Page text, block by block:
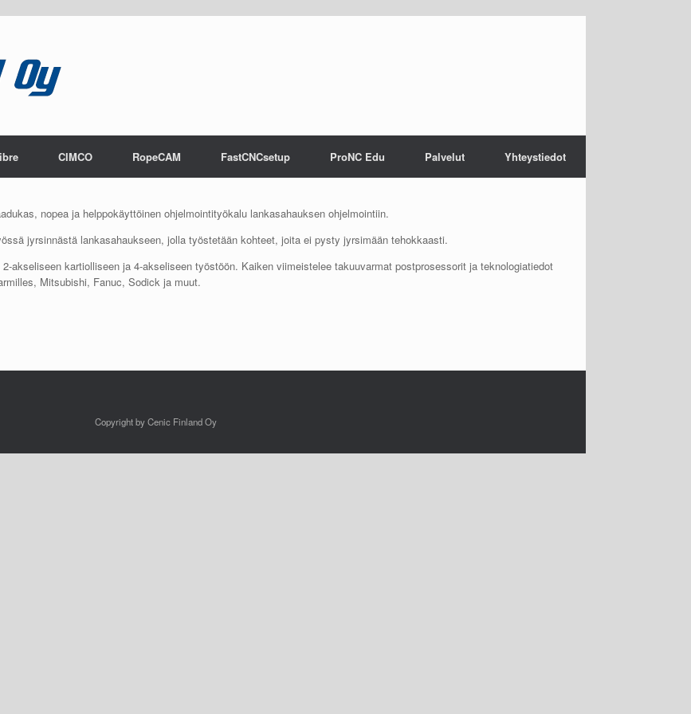
CIMCO RopeCAM FastCNCsetup ProNC Edu Palvelut Yhteystiedot
nopea ja helppokäyttöinen ohjelmointityökalu lankasahauksen ohjelmointiin.
jyrsinnästä lankasahaukseen, jolla työstetään kohteet, joita ei pysty jyrsimään tehokkaasti.
akseliseen kartiolliseen ja 4-akseliseen työstöön. Kaiken viimeistelee takuuvarmat postprosessorit ja teknologiatiedot
Mitsubishi, Fanuc, Sodick ja muut.
Copyright by Cenic Finland Oy